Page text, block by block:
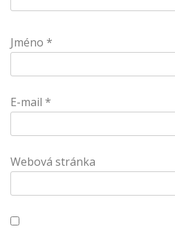
Jméno *
E-mail *
Webová stránka